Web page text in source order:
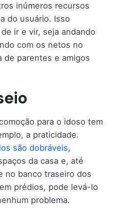
inúmeros recursos
do usuário. Isso
ir e vir, seja andando
com os netos no
de parentes e amigos
para o idoso tem
a praticidade.
são dobráveis,
da casa e, até
no banco traseiro dos
prédios, pode levá-lo
problema.